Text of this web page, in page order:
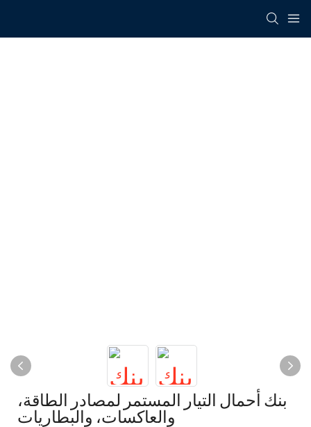
بنك أحمال التيار المستمر لمصادر الطاقة،
والعاكسات، والبطاريات